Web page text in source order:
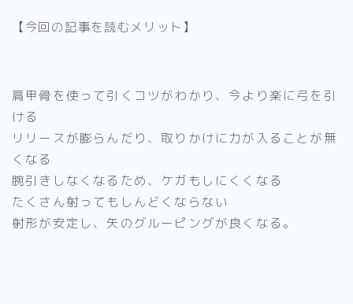
【今回の記事を読むメリット】
肩甲骨を使って引くコツがわかり、今より楽に弓を引
ける
リリースが膨らんだり、取りかけに力が入ることが無
くなる
腕引きしなくなるため、ケガもしにくくなる
たくさん射ってもしんどくならない
射形が安定し、矢のグルーピングが良くなる。